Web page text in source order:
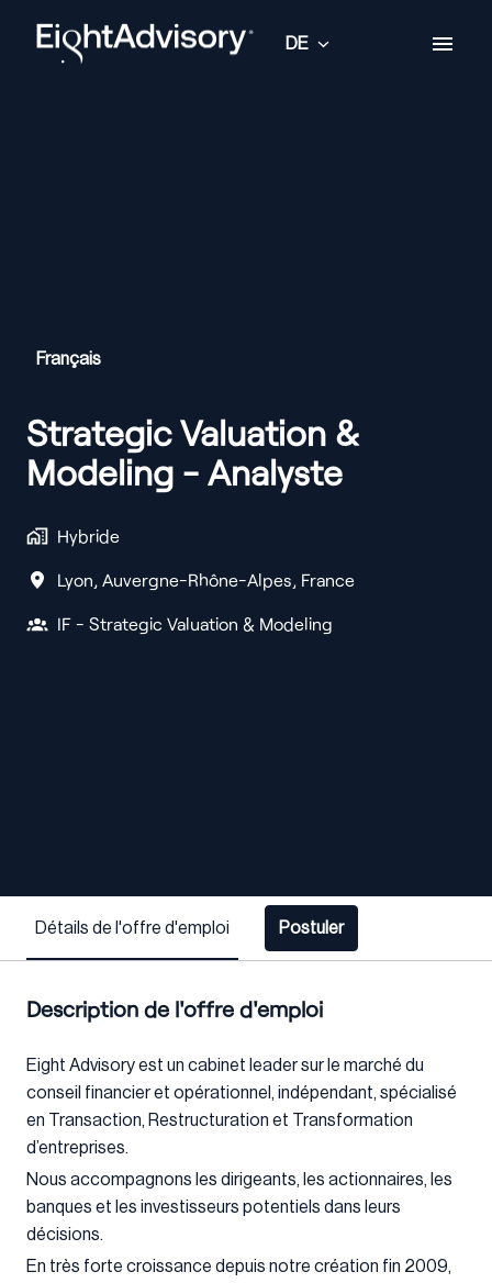
springen
Startseite
DE
Français
Strategic Valuation &
Modeling - Analyste
Hybride
Lyon, Auvergne-Rhône-Alpes, France
IF - Strategic Valuation & Modeling
Détails de l'offre d'emploi Postuler
Description de l'offre d'emploi
Eight Advisory est un cabinet leader sur le marché du
conseil financier et opérationnel, indépendant, spécialisé
en Transaction, Restructuration et Transformation
d’entreprises.
Nous accompagnons les dirigeants, les actionnaires, les
banques et les investisseurs potentiels dans leurs
décisions.
En très forte croissance depuis notre création fin 2009,